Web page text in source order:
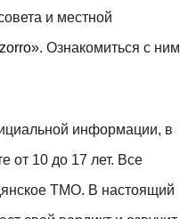
и местной
. Ознакомиться с ним
информации, в
от 10 до 17 лет. Все
ТМО. В настоящий